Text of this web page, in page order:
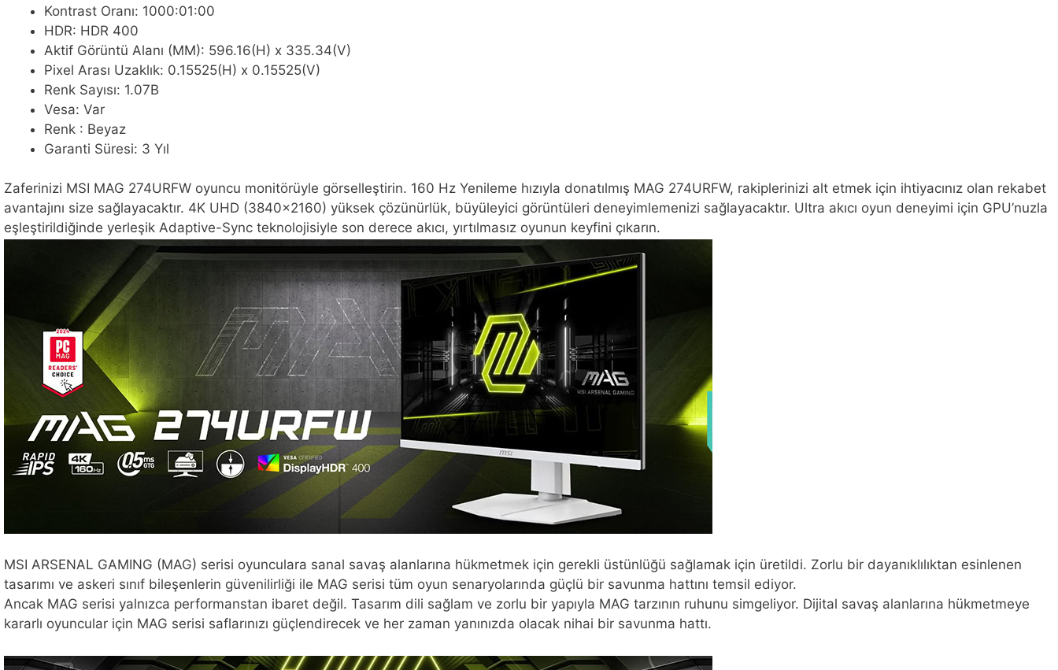
Kontrast Oranı: 1000:01:00
HDR: HDR 400
Aktif Görüntü Alanı (MM): 596.16(H) x 335.34(V)
Pixel Arası Uzaklık: 0.15525(H) x 0.15525(V)
Renk Sayısı: 1.07B
Vesa: Var
Renk : Beyaz
Garanti Süresi: 3 Yıl
Zaferinizi MSI MAG 274URFW oyuncu monitörüyle görselleştirin. 160 Hz Yenileme hızıyla donatılmış MAG 274URFW, rakiplerinizi alt etmek için ihtiyacınız olan rekabet
avantajını size sağlayacaktır. 4K UHD (3840×2160) yüksek çözünürlük, büyüleyici görüntüleri deneyimlemenizi sağlayacaktır. Ultra akıcı oyun deneyimi için GPU’nuzla
eşleştirildiğinde yerleşik Adaptive-Sync teknolojisiyle son derece akıcı, yırtılmasız oyunun keyfini çıkarın.
MSI ARSENAL GAMING (MAG) serisi oyunculara sanal savaş alanlarına hükmetmek için gerekli üstünlüğü sağlamak için üretildi. Zorlu bir dayanıklılıktan esinlenen
tasarımı ve askeri sınıf bileşenlerin güvenilirliği ile MAG serisi tüm oyun senaryolarında güçlü bir savunma hattını temsil ediyor.
Ancak MAG serisi yalnızca performanstan ibaret değil. Tasarım dili sağlam ve zorlu bir yapıyla MAG tarzının ruhunu simgeliyor. Dijital savaş alanlarına hükmetmeye
kararlı oyuncular için MAG serisi saflarınızı güçlendirecek ve her zaman yanınızda olacak nihai bir savunma hattı.